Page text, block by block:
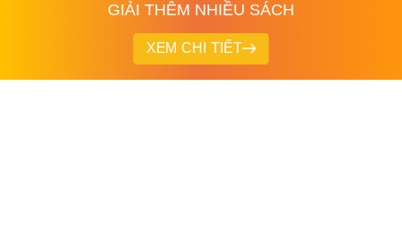
GIẢI THÊM NHIỀU SÁCH
XEM CHI TIẾT